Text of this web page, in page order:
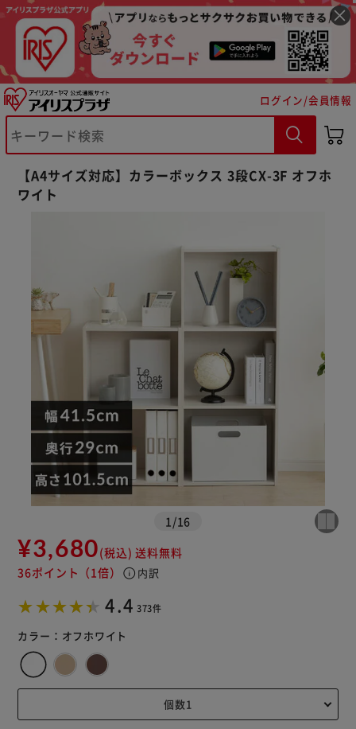
ログイン/会員情報
【A4サイズ対応】カラーボックス 3段CX-3F オフホ
ワイト
1 /16
¥3,680(税込) 送料無料
36ポイント （1倍） info 内訳
4.4 373件
カラー： オフホワイト
カートに入れる